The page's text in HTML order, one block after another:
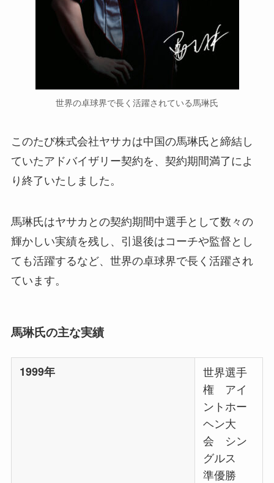
世界の卓球界で長く活躍されている馬琳氏
このたび株式会社ヤサカは中国の馬琳氏と締結し
ていたアドバイザリー契約を、契約期間満了によ
り終了いたしました。
馬琳氏はヤサカとの契約期間中選手として数々の
輝かしい実績を残し、引退後はコーチや監督とし
ても活躍するなど、世界の卓球界で長く活躍され
ています。
馬琳氏の主な実績
1999年
世界選手
権 アイ
ントホー
ヘン大
会 シン
グルス
準優勝